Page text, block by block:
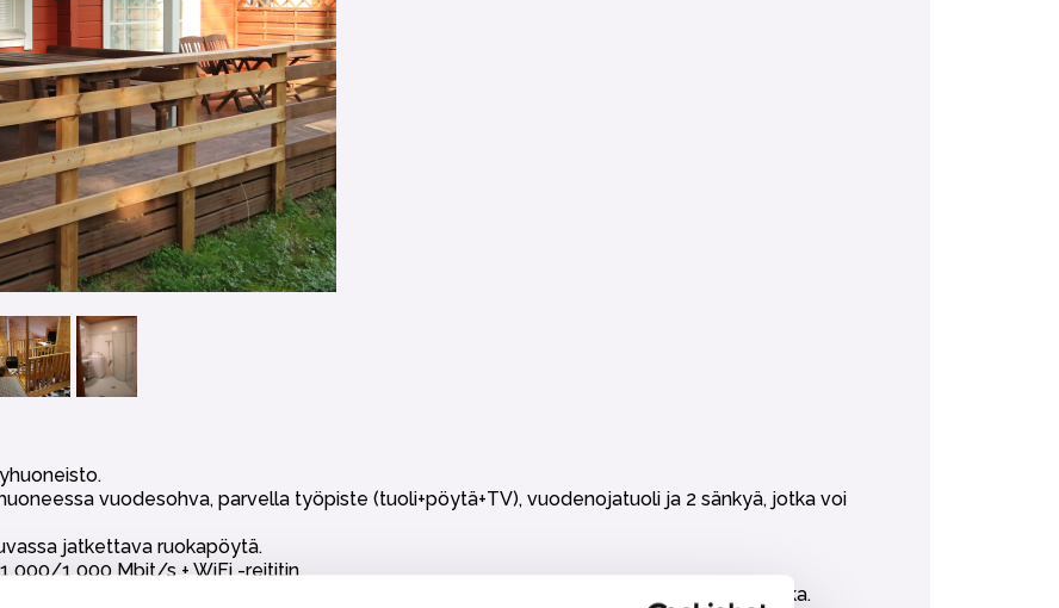
vuodesohva, parvella työpiste (tuoli+pöytä+TV), vuodenojatuoli ja 2 sänkyä, jotka voi
jatkettava ruokapöytä.
000/1 000 Mbit/s + WiFi -reititin.
Lukollinen ulkovarasto välineille ja polttopuille. Taloyhtiöllä on oma grillipaikka.